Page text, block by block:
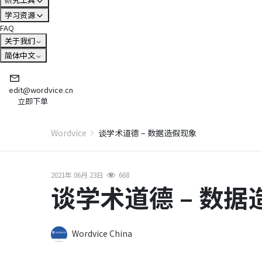
学习资源
FAQ
关于我们
简体中文
edit@wordvice.cn
立即下单
Wordvice 谈学术道德 – 数据造假现象
2021年 06月 23日 668
谈学术道德 – 数据
Wordvice China